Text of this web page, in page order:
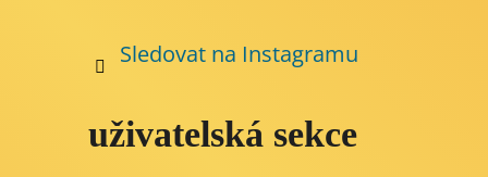
Sledovat na Instagramu
uživatelská sekce